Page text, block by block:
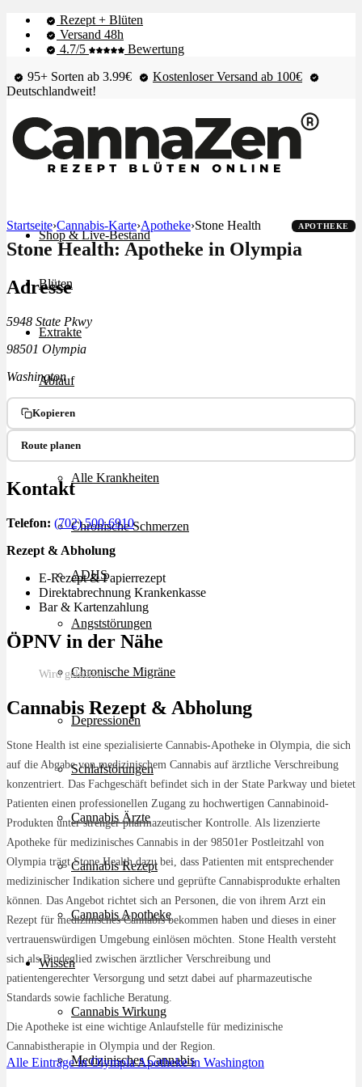
Rezept + Blüten
Versand 48h
4.7/5
Bewertung
95+ Sorten ab 3.99€
Kostenloser Versand ab 100€
Deutschlandweit!
Shop & Live-Bestand
Blüten
Extrakte
Ablauf
Therapien
Alle Krankheiten
Chronische Schmerzen
ADHS
Angststörungen
Chronische Migräne
Depressionen
Schlafstörungen
Cannabis Ärzte
Cannabis Rezept
Cannabis Apotheke
Wissen
Cannabis Wirkung
Medizinisches Cannabis
Startseite›Cannabis-Karte›Apotheke›Stone Health APOTHEKE
Stone Health: Apotheke in Olympia
Adresse
5948 State Pkwy
98501 Olympia
Washington
Kopieren
Route planen
Kontakt
Telefon: (702) 500-6910
Rezept & Abholung
E-Rezept & Papierrezept
Direktabrechnung Krankenkasse
Bar & Kartenzahlung
ÖPNV in der Nähe
Wird geladen…
Cannabis Rezept & Abholung
Stone Health ist eine spezialisierte Cannabis-Apotheke in Olympia, die sich
auf die Abgabe von medizinischem Cannabis auf ärztliche Verschreibung
konzentriert. Das Fachgeschäft befindet sich in der State Parkway und bietet
Patienten einen professionellen Zugang zu hochwertigen Cannabinoid-
Produkten unter strenger pharmazeutischer Kontrolle. Als lizenzierte
Apotheke für medizinisches Cannabis in der 98501er Postleitzahl von
Olympia trägt Stone Health dazu bei, dass Patienten mit entsprechender
medizinischer Indikation sichere und geprüfte Cannabisprodukte erhalten
können. Das Angebot richtet sich an Personen, die von ihrem Arzt ein
Rezept für medizinisches Cannabis bekommen haben und dieses in einer
vertrauenswürdigen Umgebung einlösen möchten. Stone Health versteht
sich als Bindeglied zwischen ärztlicher Verschreibung und
patientengerechter Versorgung und setzt dabei auf pharmazeutische
Standards sowie fachliche Beratung.
Die Apotheke ist eine wichtige Anlaufstelle für medizinische
Cannabistherapie in Olympia und der Region.
Alle Einträge in OlympiaApotheke in Washington